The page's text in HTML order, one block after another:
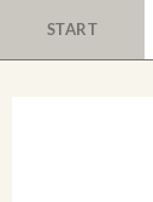
START